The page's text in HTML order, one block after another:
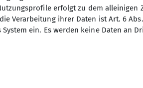
Partner
erfolgt zu dem alleinigen
Verarbeitung ihrer Daten ist Art. 6
ein. Es werden keine Daten an